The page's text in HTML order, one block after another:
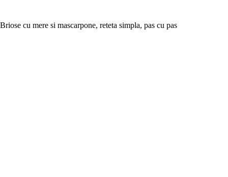
Briose cu mere si mascarpone, reteta simpla, pas cu pas